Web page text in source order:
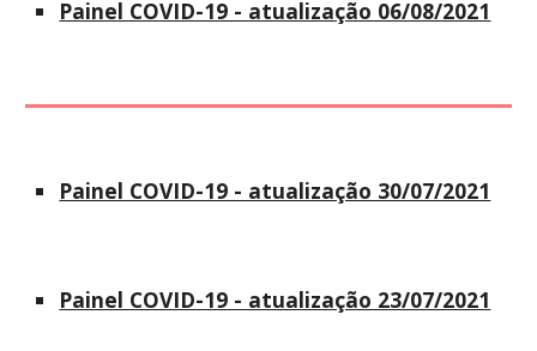
Painel COVID-19 - atualização 06/08/2021
Painel COVID-19 - atualização 30/07/2021
Painel COVID-19 - atualização 23/07/2021